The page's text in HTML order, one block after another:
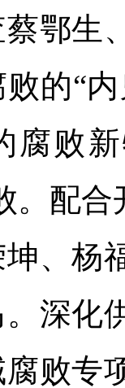
鄂生
的“
腐败
。配
、杨
深化
败专